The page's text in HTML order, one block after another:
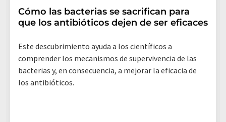
Cómo las bacterias se sacrifican para
que los antibióticos dejen de ser eficaces
Este descubrimiento ayuda a los científicos a
comprender los mecanismos de supervivencia de las
bacterias y, en consecuencia, a mejorar la eficacia de
los antibióticos.